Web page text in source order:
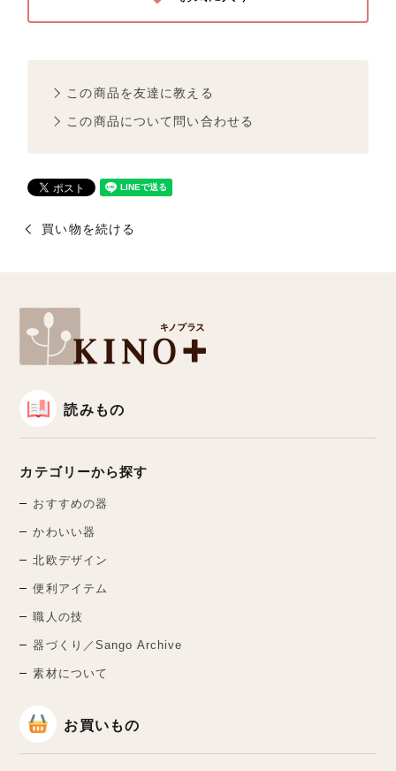
この商品を友達に教える
この商品について問い合わせる
買い物を続ける
読みもの
カテゴリーから探す
おすすめの器
かわいい器
北欧デザイン
便利アイテム
職人の技
器づくり／Sango Archive
素材について
お買いもの